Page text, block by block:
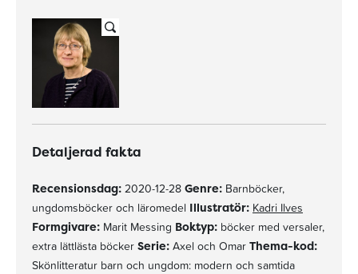
Detaljerad fakta
Recensionsdag: 2020-12-28 Genre: Barnböcker,
ungdomsböcker och läromedel Illustratör: Kadri Ilves
Formgivare: Marit Messing Boktyp: böcker med versaler,
extra lättlästa böcker Serie: Axel och Omar Thema-kod:
Skönlitteratur barn och ungdom: modern och samtida